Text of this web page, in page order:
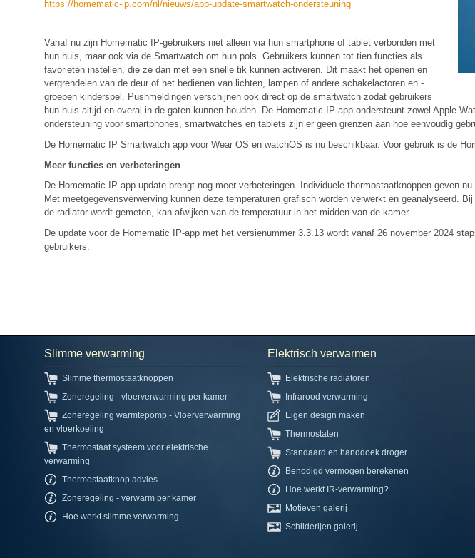
https://homematic-ip.com/nl/nieuws/app-update-smartwatch-ondersteuning
Vanaf nu zijn Homematic IP-gebruikers niet alleen via hun smartphone of tablet verbonden met
hun huis, maar ook via de Smartwatch om hun pols. Gebruikers kunnen tot tien functies als
favorieten instellen, die ze dan met een snelle tik kunnen activeren. Dit maakt het openen en
vergrendelen van de deur of het bedienen van lichten, lampen of andere schakelactoren en -
groepen kinderspel. Pushmeldingen verschijnen ook direct op de smartwatch zodat gebruikers
hun huis altijd en overal in de gaten kunnen houden. De Homematic IP-app ondersteunt zowel Apple
ondersteuning voor smartphones, smartwatches en tablets zijn er geen grenzen aan hoe eenvoudig
De Homematic IP Smartwatch app voor Wear OS en watchOS is nu beschikbaar. Voor gebruik is de
Meer functies en verbeteringen
De Homematic IP app update brengt nog meer verbeteringen. Individuele thermostaatknoppen geven
Met meetgegevensverwerving kunnen deze temperaturen grafisch worden verwerkt en geanalyseerd.
de radiator wordt gemeten, kan afwijken van de temperatuur in het midden van de kamer.
De update voor de Homematic IP-app met het versienummer 3.3.13 wordt vanaf 26 november 2024
gebruikers.
Slimme verwarming
Slimme thermostaatknoppen
Zoneregeling - vloerverwarming per kamer
Zoneregeling warmtepomp - Vloerverwarming
en vloerkoeling
Thermostaat systeem voor elektrische
verwarming
Thermostaatknop advies
Zoneregeling - verwarm per kamer
Hoe werkt slimme verwarming
Elektrisch verwarmen
Elektrische radiatoren
Infrarood verwarming
Eigen design maken
Thermostaten
Standaard en handdoek droger
Benodigd vermogen berekenen
Hoe werkt IR-verwarming?
Motieven galerij
Schilderijen galerij